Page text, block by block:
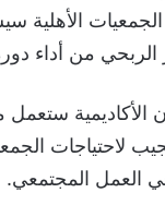
الأهلية
من أداء دوره
لاحتياجات
العمل المجتمعي.